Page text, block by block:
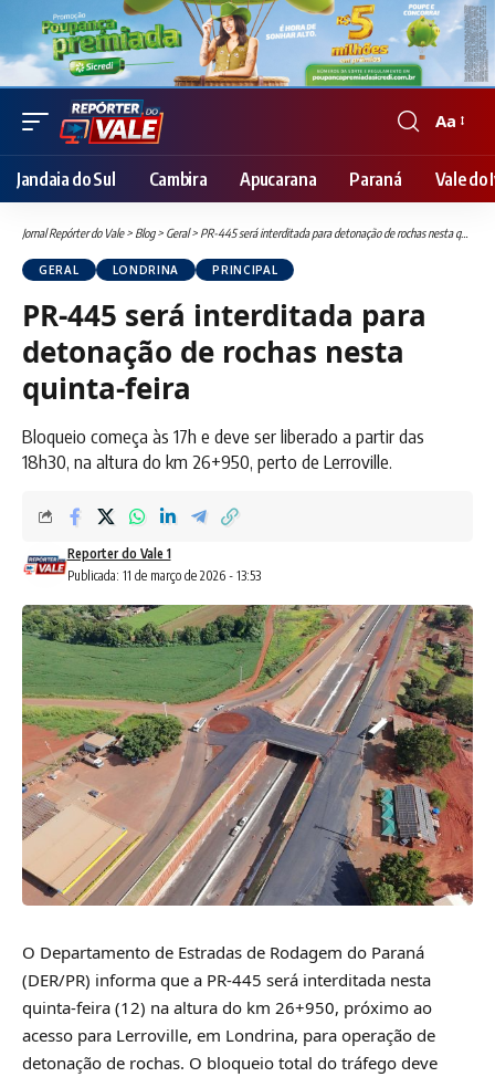
Font
Resizer
Aa
Jandaia do Sul Cambira Apucarana Paraná Vale do
Jornal Repórter do Vale> Blog> Geral> PR-445 será interditada para detonação de rochas nesta quinta-feira
GERAL LONDRINA PRINCIPAL
PR-445 será interditada para
detonação de rochas nesta
quinta-feira
Bloqueio começa às 17h e deve ser liberado a partir das
18h30, na altura do km 26+950, perto de Lerroville.
Publicada: 11 de março de 2026 - 13:53
Reporter do Vale 1
O Departamento de Estradas de Rodagem do Paraná
(DER/PR) informa que a PR-445 será interditada nesta
quinta-feira (12) na altura do km 26+950, próximo ao
acesso para Lerroville, em Londrina, para operação de
detonação de rochas. O bloqueio total do tráfego deve